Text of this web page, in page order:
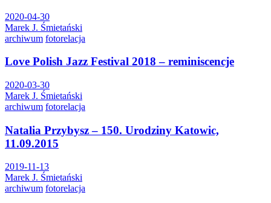
2020-04-30
Marek J. Śmietański
archiwum fotorelacja
Love Polish Jazz Festival 2018 – reminiscencje
2020-03-30
Marek J. Śmietański
archiwum fotorelacja
Natalia Przybysz – 150. Urodziny Katowic,
11.09.2015
2019-11-13
Marek J. Śmietański
archiwum fotorelacja